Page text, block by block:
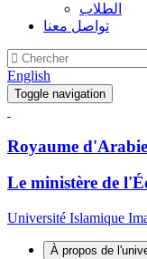
الطلاب
تواصل معنا
English
Toggle navigation
Royaume
Le ministère de
Université Islamique
À propos de